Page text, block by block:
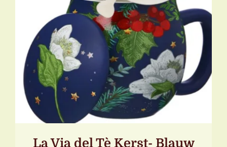
DETAILS
La Via del Tè Kerst- Blauw